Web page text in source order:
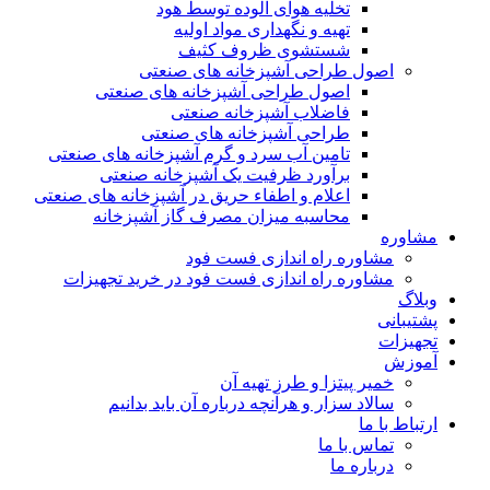
تخلیه هوای آلوده توسط هود
تهیه و نگهداری مواد اولیه
شستشوی ظروف کثیف
اصول طراحی آشپزخانه های صنعتی
اصول طراحی آشپزخانه های صنعتی
فاضلاب آشپزخانه صنعتی
طراحی آشپزخانه های صنعتی
تامین آب سرد و گرم آشپزخانه های صنعتی
برآورد ظرفیت یک آشپزخانه صنعتی
اعلام و اطفاء حریق در آشپزخانه های صنعتی
محاسبه میزان مصرف گاز آشپزخانه
مشاوره
مشاوره راه اندازی فست فود
مشاوره راه اندازی فست فود در خرید تجهیزات
وبلاگ
پشتیبانی
تجهیزات
آموزش
خمیر پیتزا و طرز تهیه آن
سالاد سزار و هرآنچه درباره آن باید بدانیم
ارتباط با ما
تماس با ما
درباره ما